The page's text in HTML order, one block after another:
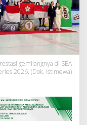
gemilangnya di SEA
2026. (Dok. Istimewa)